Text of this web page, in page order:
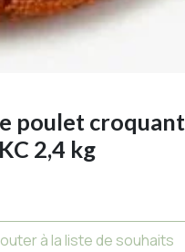
poulet
2,4 kg
à la liste de souhaits